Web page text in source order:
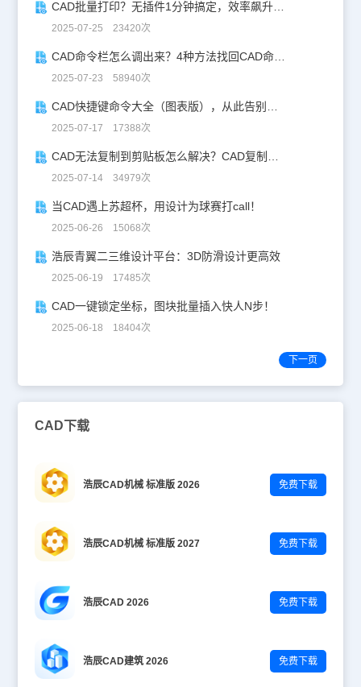
CAD批量打印？无插件1分钟搞定，效率飙升90%！
2025-07-25 23420次
CAD命令栏怎么调出来？4种方法找回CAD命令栏
2025-07-23 58940次
CAD快捷键命令大全（图表版），从此告别低效绘图！
2025-07-17 17388次
CAD无法复制到剪贴板怎么解决？CAD复制失灵自救指南
2025-07-14 34979次
当CAD遇上苏超杯，用设计为球赛打call！
2025-06-26 15068次
浩辰青翼二三维设计平台：3D防滑设计更高效
2025-06-19 17485次
CAD一键锁定坐标，图块批量插入快人N步！
2025-06-18 18404次
下一页
CAD下载
浩辰CAD机械 标准版 2026 免费下载
浩辰CAD机械 标准版 2027 免费下载
浩辰CAD 2026 免费下载
浩辰CAD建筑 2026 免费下载